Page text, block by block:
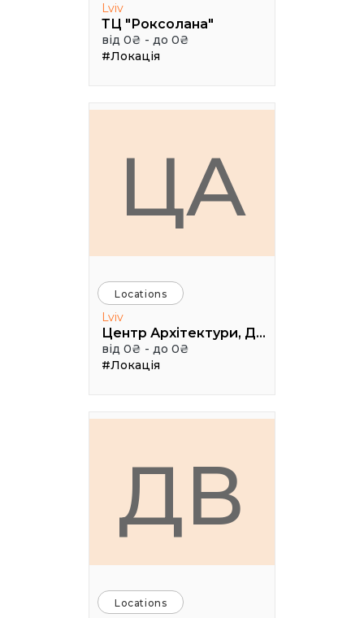
Lviv
ТЦ "Роксолана"
від 0₴ - до 0₴
#Локація
ЦА
Locations
Lviv
Центр Архітектури, Дизайну та Урбаністики Порохова ВЕЖА
від 0₴ - до 0₴
#Локація
ДВ
Locations